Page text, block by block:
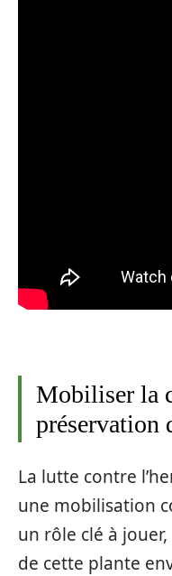
Mobiliser la
préservation
La lutte contre
une mobilisation
un rôle clé à
de cette plante